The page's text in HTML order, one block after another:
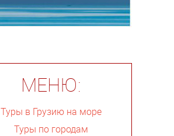
МЕНЮ:
Туры в Грузию на море
Туры по городам